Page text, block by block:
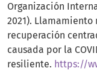
Organización
2021).
recuperación
causada por la
resiliente. https://